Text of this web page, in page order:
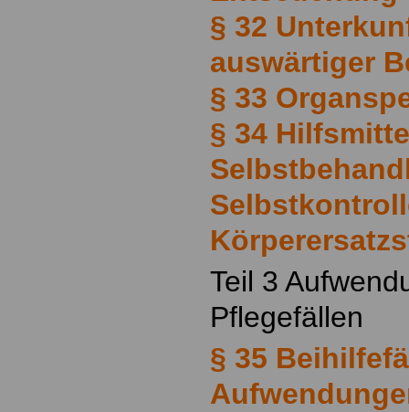
§ 32
auswärtiger
§ 33
§ 34
Teil 3
Pflegefällen
§ 35